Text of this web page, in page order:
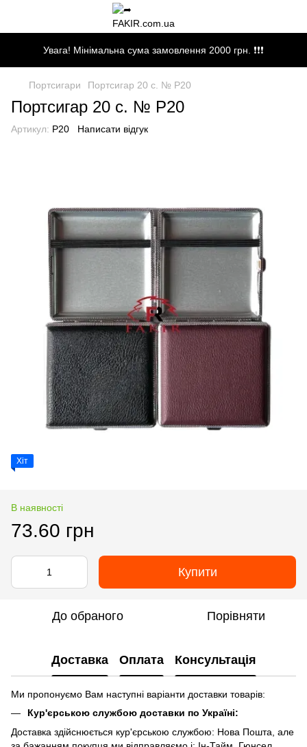
Увага! Мінімальна сума замовлення 2000 грн. ❗❗❗
Портсигари Портсигар 20 с. № P20
Портсигар 20 с. № P20
Артикул: P20 Написати відгук
Хіт
В наявності
73.60 грн
Купити
До обраного Порівняти
Доставка Оплата Консультація
Ми пропонуємо Вам наступні варіанти доставки товарів:
Кур'єрською службою доставки по Україні:
Доставка здійснюється кур'єрською службою: Нова Пошта, але